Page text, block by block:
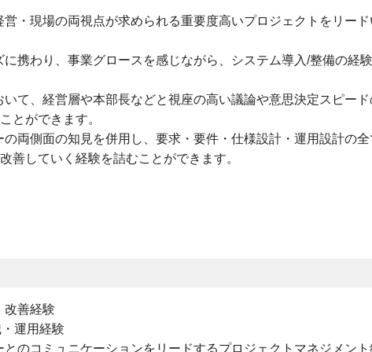
・現場の両視点が求められる重要度高いプロジェクトをリード
に携わり、事業グロースを感じながら、システム導入/整備の経
て、経営層や本部長などと視座の高い議論や意思決定スピード
とができます。
の両側面の知見を併用し、要求・要件・仕様設計・運用設計の全
善していく経験を詰むことができます。
改善経験
運用経験
のコミュニケーションをリードするプロジェクトマネジメント